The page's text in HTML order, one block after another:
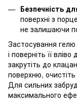
Безпечність
поверхні з
не залишаючи
Застосування гелю
і поверніть її
закрутіть до
поверхню,
Для сильних
максимального